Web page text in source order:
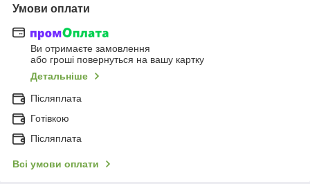
Умови оплати
Ви отримаєте замовлення
або гроші повернуться на вашу картку
Детальніше
Післяплата
Готівкою
Післяплата
Всі умови оплати